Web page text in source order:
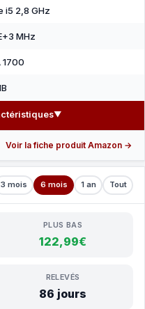
i5 2,8 GHz
MHz
1700
▼
Voir la fiche produit Amazon →
3 mois 6 mois 1 an Tout
PLUS BAS
122,99€
RELEVÉS
86 jours